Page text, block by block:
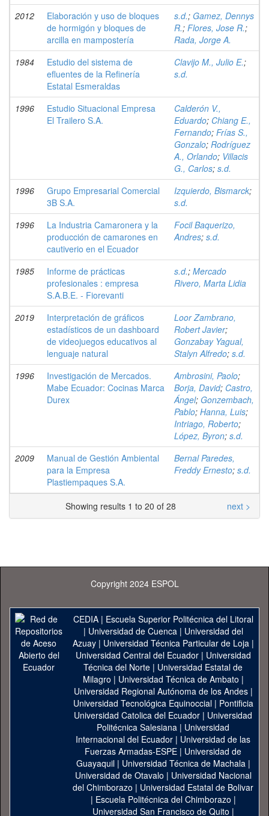
2012
Elaboración y uso de bloques
de hormigón y bloques de
arcilla en mampostería
s.d.; Gamez, Dennys
R.; Flores, Jose R.;
Rada, Jorge A.
1984
Estudio del sistema de
efluentes de la Refinería
Estatal Esmeraldas
Clavijo M., Julio E.;
s.d.
1996
Estudio Situacional Empresa
El Trailero S.A.
Calderón V.,
Eduardo; Chiang E.,
Fernando; Frías S.,
Gonzalo; Rodríguez
A., Orlando; Villacis
G., Carlos; s.d.
1996
Grupo Empresarial Comercial
3B S.A.
Izquierdo, Bismarck;
s.d.
1996
La Industria Camaronera y la
producción de camarones en
cautiverio en el Ecuador
Focil Baquerizo,
Andres; s.d.
1985
Informe de prácticas
profesionales : empresa
S.A.B.E. - Fiorevanti
s.d.; Mercado
Rivero, Marta Lidia
2019
Interpretación de gráficos
estadísticos de un dashboard
de videojuegos educativos al
lenguaje natural
Loor Zambrano,
Robert Javier;
Gonzabay Yagual,
Stalyn Alfredo; s.d.
1996
Investigación de Mercados.
Mabe Ecuador: Cocinas Marca
Durex
Ambrosini, Paolo;
Borja, David; Castro,
Ángel; Gonzembach,
Pablo; Hanna, Luis;
Intriago, Roberto;
López, Byron; s.d.
2009
Manual de Gestión Ambiental
para la Empresa
Plastiempaques S.A.
Bernal Paredes,
Freddy Ernesto; s.d.
Showing results 1 to 20 of 28 next >
Copyright 2024 ESPOL
CEDIA| Escuela Superior Politécnica del Litoral
| Universidad de Cuenca| Universidad del
Azuay| Universidad Técnica Particular de Loja|
Universidad Central del Ecuador| Universidad
Técnica del Norte | Universidad Estatal de
Milagro | Universidad Técnica de Ambato |
Universidad Regional Autónoma de los Andes|
Universidad Tecnológica Equinoccial| Pontificia
Universidad Catolica del Ecuador | Universidad
Politécnica Salesiana | Universidad
Internacional del Ecuador | Universidad de las
Fuerzas Armadas-ESPE | Universidad de
Guayaquil| Universidad Técnica de Machala|
Universidad de Otavalo | Universidad Nacional
del Chimborazo | Universidad Estatal de Bolivar
| Escuela Politécnica del Chimborazo |
Universidad San Francisco de Quito |